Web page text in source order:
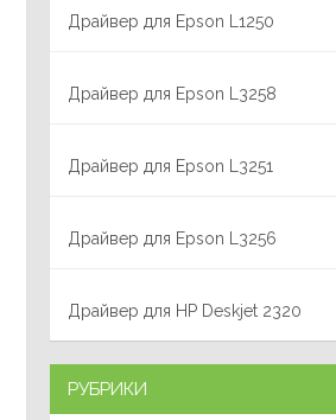
Драйвер для Epson L1250
Драйвер для Epson L3258
Драйвер для Epson L3251
Драйвер для Epson L3256
Драйвер для HP Deskjet 2320
РУБРИКИ